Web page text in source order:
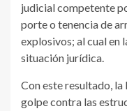
judicial competente
porte o tenencia de
explosivos; al cual en
situación jurídica.
Con este resultado, la
golpe contra las